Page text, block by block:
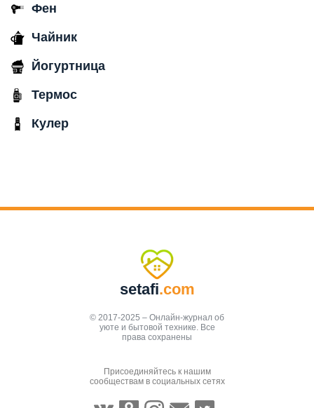
Фен
Чайник
Йогуртница
Термос
Кулер
setafi.com
© 2017-2025 – Онлайн-журнал об
уюте и бытовой технике. Все
права сохранены
Присоединяйтесь к нашим
сообществам в социальных сетях